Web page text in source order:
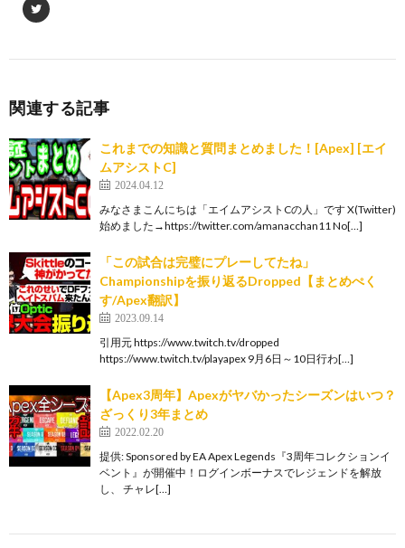
関連する記事
これまでの知識と質問まとめました！[Apex] [エイ
ムアシストC]
2024.04.12
みなさまこんにちは「エイムアシストCの人」です X(Twitter)
始めました→https://twitter.com/amanacchan11 No[…]
「この試合は完璧にプレーしてたね」
Championshipを振り返るDropped【まとめぺく
す/Apex翻訳】
2023.09.14
引用元 https://www.twitch.tv/dropped
https://www.twitch.tv/playapex 9月6日～10日行わ[…]
【Apex3周年】Apexがヤバかったシーズンはいつ？
ざっくり3年まとめ
2022.02.20
提供: Sponsored by EA Apex Legends『3周年コレクションイ
ベント』が開催中！ログインボーナスでレジェンドを解放
し、 チャレ[…]